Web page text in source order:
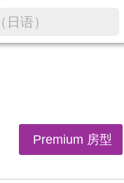
Premium 房型